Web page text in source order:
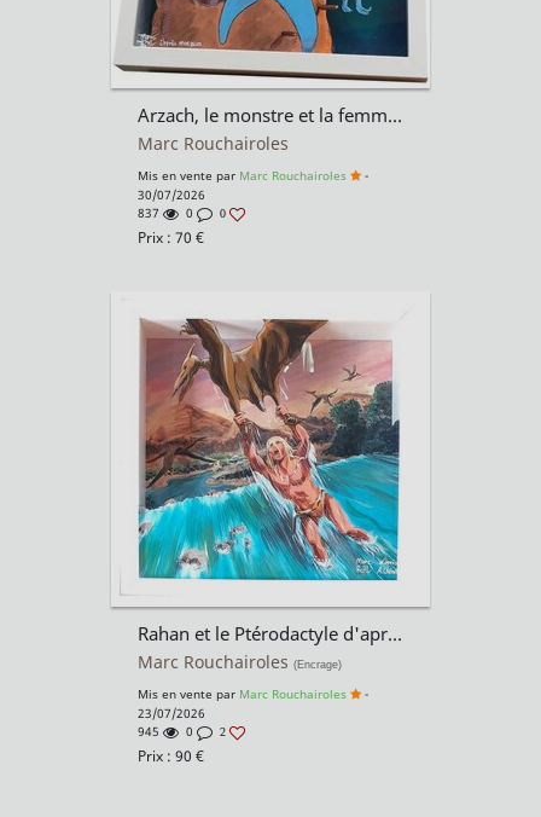
Arzach, le monstre et la femme dans la tour d'après Moebius
Marc Rouchairoles
Mis en vente par Marc Rouchairoles
-
30/07/2026
837
0 0
Prix : 70 €
Rahan et le Ptérodactyle d'après André Chéret
Marc Rouchairoles (Encrage)
Mis en vente par Marc Rouchairoles
-
23/07/2026
945
0 2
Prix : 90 €